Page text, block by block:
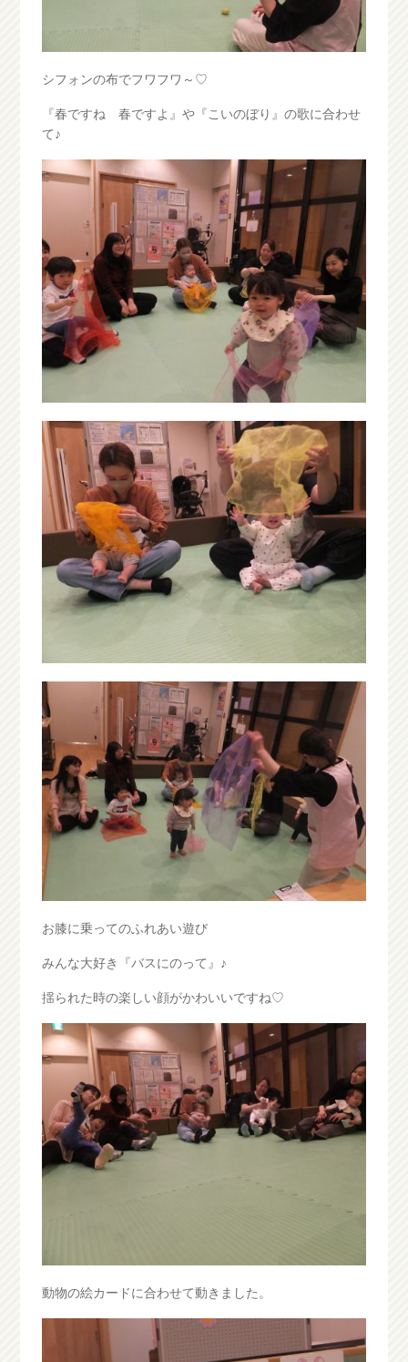
シフォンの布でフワフワ～♡
『春ですね 春ですよ』や『こいのぼり』の歌に合わせ
て♪
お膝に乗ってのふれあい遊び
みんな大好き『バスにのって』♪
揺られた時の楽しい顔がかわいいですね♡
動物の絵カードに合わせて動きました。